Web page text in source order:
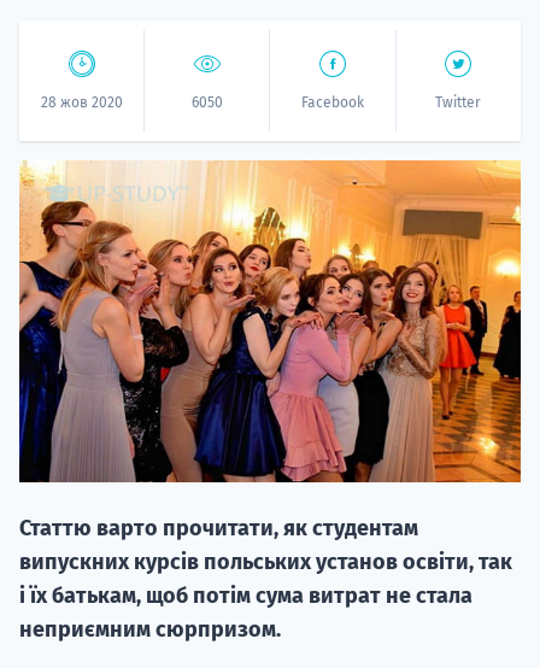
28 жов 2020 6050 Facebook Twitter
Статтю варто прочитати, як студентам
випускних курсів польських установ освіти, так
і їх батькам, щоб потім сума витрат не стала
неприємним сюрпризом.
НАБІР
вступ на